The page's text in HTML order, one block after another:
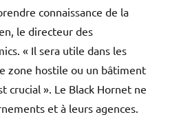
connaissance de la
le directeur des
« Il sera utile dans les
zone hostile ou un bâtiment
crucial ». Le Black Hornet ne
et à leurs agences.